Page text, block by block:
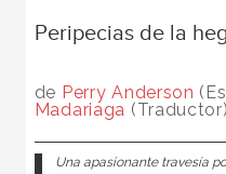
Peripecias de la
de Perry Anderson
Madariaga (Traductor)
Una apasionante travesía